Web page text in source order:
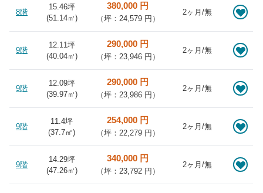
8階
15.46坪
(51.14㎡)
380,000 円
（坪：24,579 円）
2ヶ月/無
9階
12.11坪
(40.04㎡)
290,000 円
（坪：23,946 円）
2ヶ月/無
9階
12.09坪
(39.97㎡)
290,000 円
（坪：23,986 円）
2ヶ月/無
9階
11.4坪
(37.7㎡)
254,000 円
（坪：22,279 円）
2ヶ月/無
9階
14.29坪
(47.26㎡)
340,000 円
（坪：23,792 円）
2ヶ月/無